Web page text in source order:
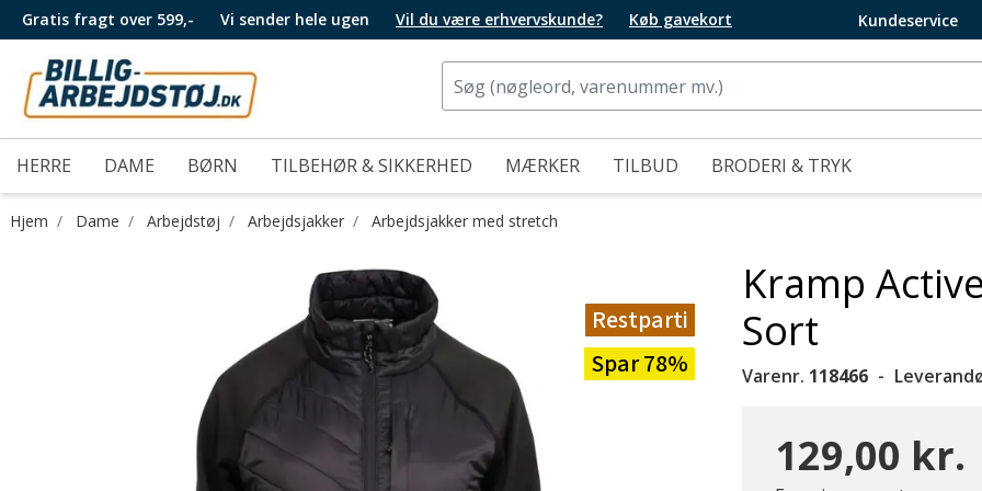
Gratis fragt over 599,- Vi sender hele ugen Vil du være erhvervskunde? Køb gavekort Kundeservice
HERRE DAME BØRN TILBEHØR & SIKKERHED MÆRKER TILBUD BRODERI & TRYK
Hjem Dame Arbejdstøj Arbejdsjakker Arbejdsjakker med stretch
Restparti
Spar 78%
Kramp
Sort
Varenr. 118466
129,00 kr.